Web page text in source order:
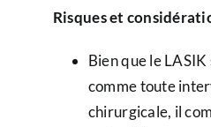
Risques et
Bien que le
comme toute
chirurgicale, il